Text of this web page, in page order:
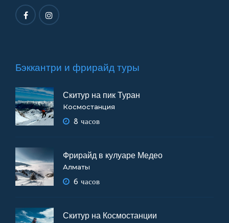
Бэккантри и фрирайд туры
Скитур на пик Туран
Космостанция
8 часов
Фрирайд в кулуаре Медео
Алматы
6 часов
Скитур на Космостанции